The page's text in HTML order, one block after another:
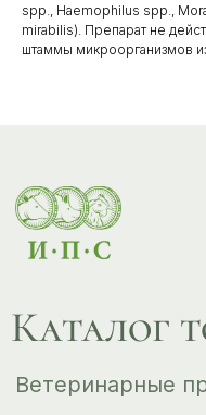
spp., Haemophilus spp.,
mirabilis). Препарат не
штаммы микроорганизмов
Инкубация
Доставка и
О компании
Гигиенические средства
Дезинфекция,
Сопутствующие товары